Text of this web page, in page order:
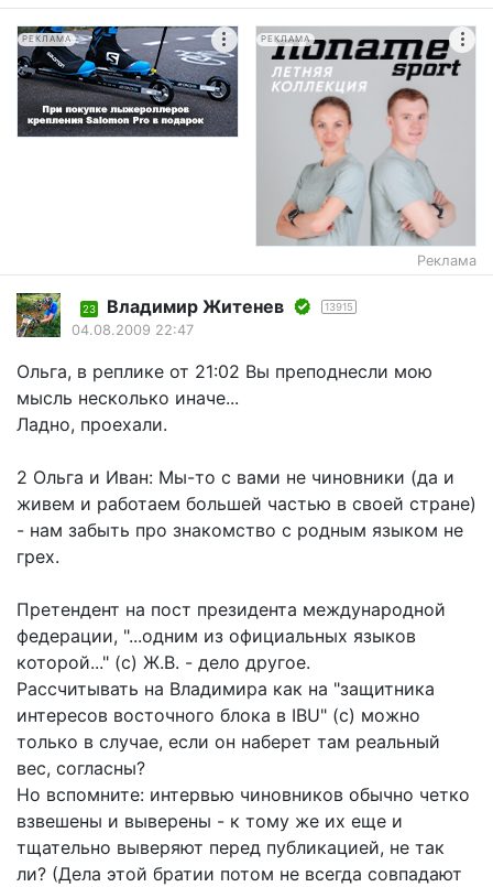
РЕКЛАМА РЕКЛАМА
Реклама
23 Владимир Житенев 13915
04.08.2009 22:47
Ольга, в реплике от 21:02 Вы преподнесли мою
мысль несколько иначе...
Ладно, проехали.
2 Ольга и Иван: Мы-то с вами не чиновники (да и
живем и работаем большей частью в своей стране)
- нам забыть про знакомство с родным языком не
грех.
Претендент на пост президента международной
федерации, "...одним из официальных языков
которой..." (с) Ж.В. - дело другое.
Рассчитывать на Владимира как на "защитника
интересов восточного блока в IBU" (с) можно
только в случае, если он наберет там реальный
вес, согласны?
Но вспомните: интервью чиновников обычно четко
взвешены и выверены - к тому же их еще и
тщательно выверяют перед публикацией, не так
ли? (Дела этой братии потом не всегда совпадают